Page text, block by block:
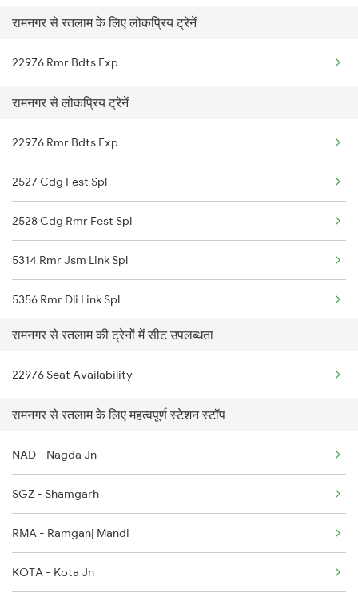
Ratlam to Bamnia Trains
Ratlam to Bettiah Trains
Ratlam to Hingoli Trains
Ratlam to Fatehnagar Trains
Ratlam to Chittorgarh Trains
Ratlam to Songadh Trains
रामनगर से रतलाम के लिए लोकप्रिय ट्रेनें
22976 Rmr Bdts Exp
रामनगर से लोकप्रिय ट्रेनें
22976 Rmr Bdts Exp
2527 Cdg Fest Spl
2528 Cdg Rmr Fest Spl
5314 Rmr Jsm Link Spl
5356 Rmr Dli Link Spl
5043 Ljn Kgm Spl
22975 Bdts Rmr Sfast
25014 Corbet Prk Link
25036 Rmr Dli Link Ex
12527 Rmr Cdg Sf Exp
12528 Cdg Rmr Sf Exp
15055 Af Rmr Express
रामनगर से रतलाम की ट्रेनों में सीट उपलब्धता
22976 Seat Availability
रामनगर से रतलाम के लिए महत्वपूर्ण स्टेशन स्टॉप
NAD - Nagda Jn
SGZ - Shamgarh
RMA - Ramganj Mandi
KOTA - Kota Jn